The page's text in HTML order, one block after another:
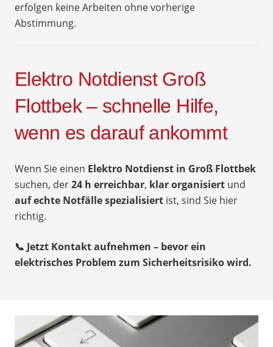
erfolgen keine Arbeiten ohne vorherige
Abstimmung.
Elektro Notdienst Groß
Flottbek – schnelle Hilfe,
wenn es darauf ankommt
Wenn Sie einen Elektro Notdienst in Groß Flottbek
suchen, der24 h erreichbar, klar organisiert und
auf echte Notfälle spezialisiert ist, sind Sie hier
richtig.
📞 Jetzt Kontakt aufnehmen – bevor ein
elektrisches Problem zum Sicherheitsrisiko wird.